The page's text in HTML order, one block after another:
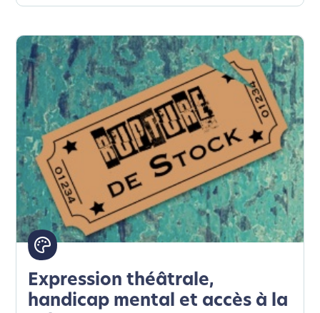
Expression théâtrale,
handicap mental et accès à la